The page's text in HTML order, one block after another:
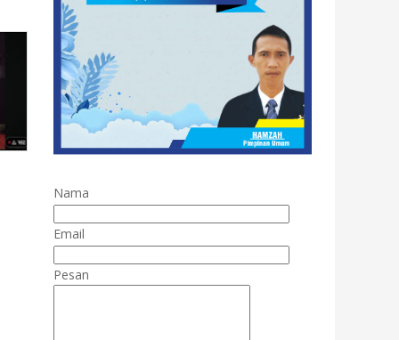
Nama
Email
Pesan